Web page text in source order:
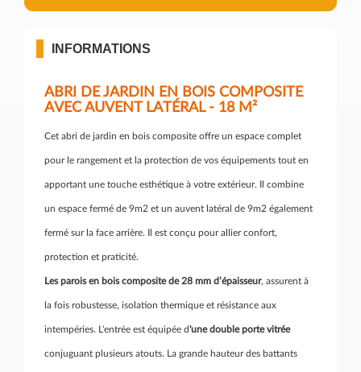
INFORMATIONS
ABRI DE JARDIN EN BOIS COMPOSITE
AVEC AUVENT LATÉRAL - 18 M²
Cet abri de jardin en bois composite offre un espace complet
pour le rangement et la protection de vos équipements tout en
apportant une touche esthétique à votre extérieur. Il combine
un espace fermé de 9m2 et un auvent latéral de 9m2 également
fermé sur la face arrière. Il est conçu pour allier confort,
protection et praticité.
Les parois en bois composite de 28 mm d’épaisseur, assurent à
la fois robustesse, isolation thermique et résistance aux
intempéries. L'entrée est équipée d'une double porte vitrée
conjuguant plusieurs atouts. La grande hauteur des battants